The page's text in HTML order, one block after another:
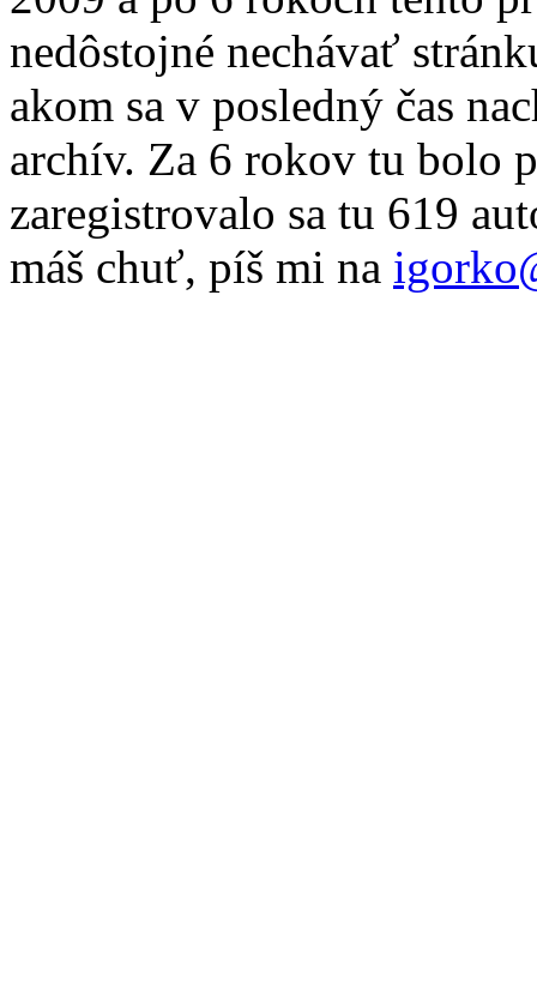
nedôstojné nechávať
akom sa v posledný čas
archív. Za 6 rokov tu bolo
zaregistrovalo sa tu 619
máš chuť, píš mi na